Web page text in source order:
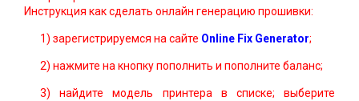
Инструкция как сделать онлайн генерацию прошивки:
1) зарегистрируемся на сайте Online Fix Generator;
2) нажмите на кнопку пополнить и пополните баланс;
3) найдите модель принтера в списке; выберите